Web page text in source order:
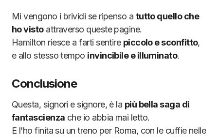
Mi vengono i brividi se ripenso a tutto quello che
ho vistoattraverso queste pagine.
Hamilton riesce a farti sentire piccolo e sconfitto,
e allo stesso tempo invincibile e illuminato.
Conclusione
Questa, signori e signore, è la più bella saga di
fantascienza che io abbia mai letto.
E l’ho finita su un treno per Roma, con le cuffie nelle